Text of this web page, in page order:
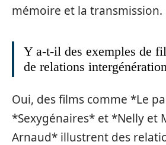
mémoire et la transmission.
Y a-t-il des exemples de
de relations
Oui, des films comme *Le
*Sexygénaires* et *Nelly et
Arnaud* illustrent des